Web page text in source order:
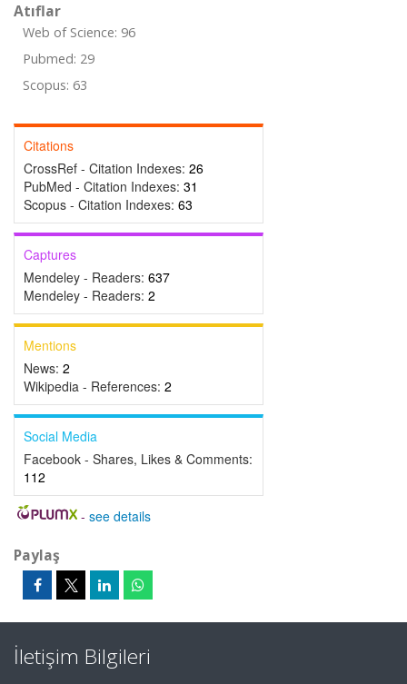
Atıflar
Web of Science: 96
Pubmed: 29
Scopus: 63
Citations
CrossRef - Citation Indexes: 26
PubMed - Citation Indexes: 31
Scopus - Citation Indexes: 63
Captures
Mendeley - Readers: 637
Mendeley - Readers: 2
Mentions
News: 2
Wikipedia - References: 2
Social Media
Facebook - Shares, Likes & Comments:
112
- see details
Paylaş
İletişim Bilgileri